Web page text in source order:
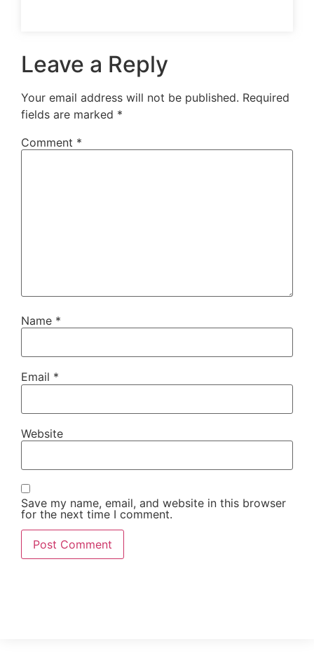
Leave a Reply
Your email address will not be published. Required
fields are marked *
Comment *
Name *
Email *
Website
Save my name, email, and website in this browser
for the next time I comment.